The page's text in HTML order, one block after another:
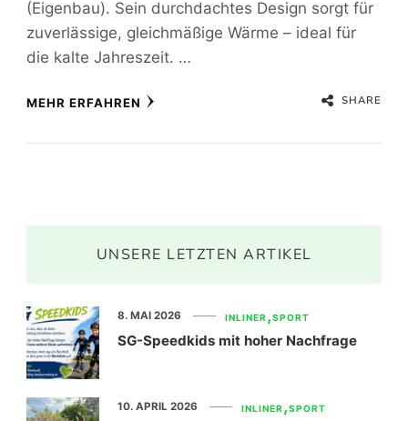
(Eigenbau). Sein durchdachtes Design sorgt für
zuverlässige, gleichmäßige Wärme – ideal für
die kalte Jahreszeit. …
MEHR ERFAHREN SHARE
UNSERE LETZTEN ARTIKEL
INLINER SPORT
SG-Speedkids mit hoher Nachfrage
8. MAI 2026
INLINER SPORT
10. APRIL 2026